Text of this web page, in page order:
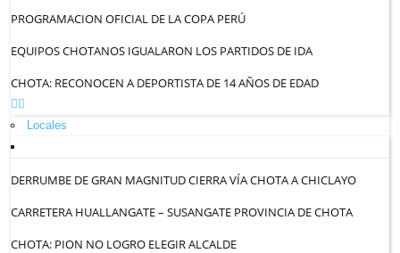
PROGRAMACION OFICIAL DE LA COPA PERÚ
EQUIPOS CHOTANOS IGUALARON LOS PARTIDOS DE IDA
CHOTA: RECONOCEN A DEPORTISTA DE 14 AÑOS DE EDAD
Locales
DERRUMBE DE GRAN MAGNITUD CIERRA VÍA CHOTA A CHICLAYO
CARRETERA HUALLANGATE – SUSANGATE PROVINCIA DE CHOTA
CHOTA: PION NO LOGRO ELEGIR ALCALDE